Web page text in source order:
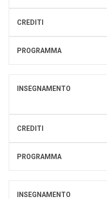
CREDITI
PROGRAMMA
INSEGNAMENTO
CREDITI
PROGRAMMA
INSEGNAMENTO